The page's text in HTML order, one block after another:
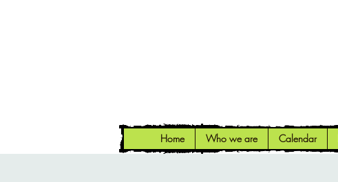
Home Who we are Calendar